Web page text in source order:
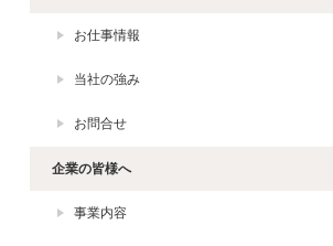
お仕事情報
当社の強み
お問合せ
企業の皆様へ
事業内容